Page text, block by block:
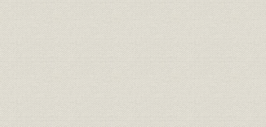
第1節 戦時「計画経済化」と通信機械工業
第2節 国家統制への対応と住友通信工業への改称
第3節 軍需生産への転換と生産現場の混乱
第4節 占領地における事業展開
第5節 業績と戦災